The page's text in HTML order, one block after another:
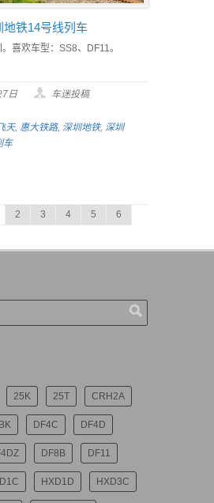
地铁14号线列车
喜欢车型：SS8、DF11。
日
车迷投稿
天, 惠大铁路, 深圳地铁, 深圳
车
2 3 4 5 6
25K 25T CRH2A
DF4C DF4D
DF8B DF11
HXD1D HXD3C